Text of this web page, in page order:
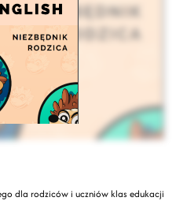
dla rodziców i uczniów klas edukacji